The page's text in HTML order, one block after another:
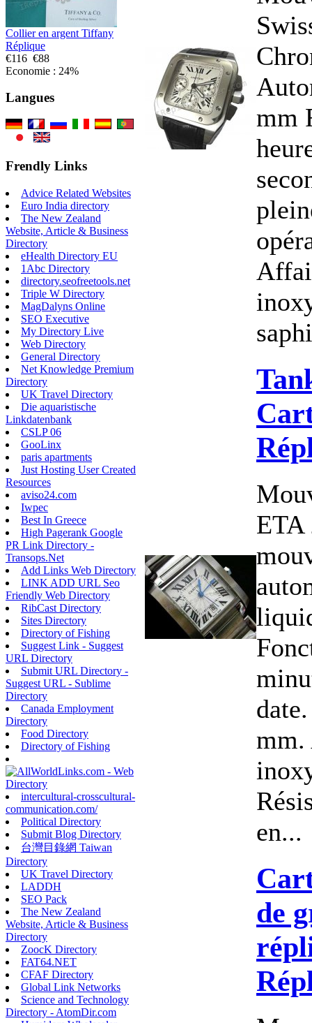
Collier en argent Tiffany
Réplique
€116 €88
Economie : 24%
Langues
Frendly Links
Advice Related Websites
Euro India directory
The New Zealand
Website, Article & Business
Directory
eHealth Directory EU
1Abc Directory
directory.seofreetools.net
Triple W Directory
MagDalyns Online
SEO Executive
My Directory Live
Web Directory
General Directory
Net Knowledge Premium
Directory
UK Travel Directory
Die aquaristische
Linkdatenbank
CSLP 06
GooLinx
paris apartments
Just Hosting User Created
Resources
aviso24.com
Iwpec
Best In Greece
High Pagerank Google
PR Link Directory -
Transops.Net
Add Links Web Directory
LINK ADD URL Seo
Friendly Web Directory
RibCast Directory
Sites Directory
Directory of Fishing
Suggest Link - Suggest
URL Directory
Submit URL Directory -
Suggest URL - Sublime
Directory
Canada Employment
Directory
Food Directory
Directory of Fishing
intercultural-crosscultural-
communication.com/
Political Directory
Submit Blog Directory
台灣目錄網 Taiwan
Directory
UK Travel Directory
LADDH
SEO Pack
The New Zealand
Website, Article & Business
Directory
ZoocK Directory
FAT64.NET
CFAF Directory
Global Link Networks
Science and Technology
Directory - AtomDir.com
mm
ETA
mm.
en...
de